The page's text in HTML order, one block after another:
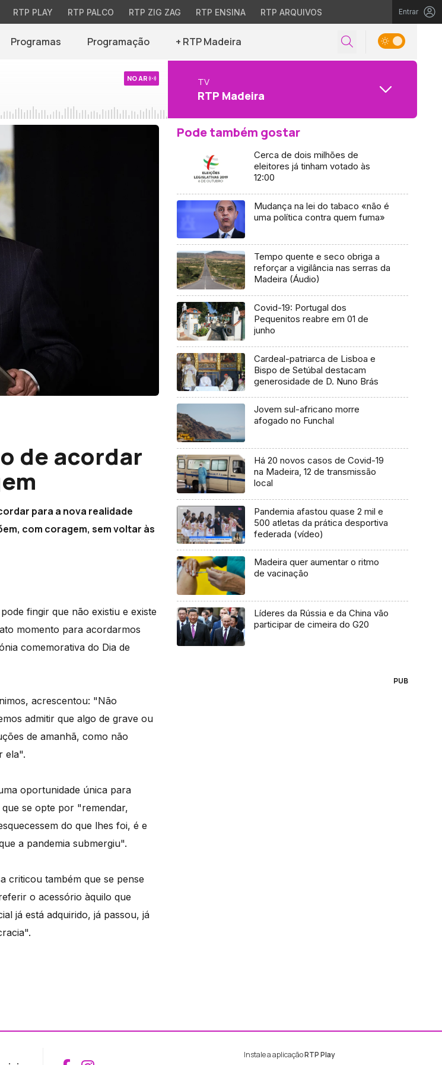
RTP PLAY RTP PALCO RTP ZIG ZAG RTP ENSINA RTP ARQUIVOS Entrar
Programas Programação + RTP Madeira
NO AR TV
RTP Madeira
de acordar
para a nova realidade
com coragem, sem voltar às
fingir que não existiu e existe
momento para acordarmos
comemorativa do Dia de
acrescentou: "Não
admitir que algo de grave ou
de amanhã, como não
ela".
oportunidade única para
se opte por "remendar,
do que lhes foi, é e
a pandemia submergiu".
criticou também que se pense
o acessório àquilo que
já está adquirido, já passou, já
Pode também gostar
Cerca de dois milhões de
eleitores já tinham votado às
12:00
Mudança na lei do tabaco «não é
uma política contra quem fuma»
Tempo quente e seco obriga a
reforçar a vigilância nas serras da
Madeira (Áudio)
Covid-19: Portugal dos
Pequenitos reabre em 01 de
junho
Cardeal-patriarca de Lisboa e
Bispo de Setúbal destacam
generosidade de D. Nuno Brás
Jovem sul-africano morre
afogado no Funchal
Há 20 novos casos de Covid-19
na Madeira, 12 de transmissão
local
Pandemia afastou quase 2 mil e
500 atletas da prática desportiva
federada (vídeo)
Madeira quer aumentar o ritmo
de vacinação
Líderes da Rússia e da China vão
participar de cimeira do G20
PUB
Instale a aplicaçãoRTP Play